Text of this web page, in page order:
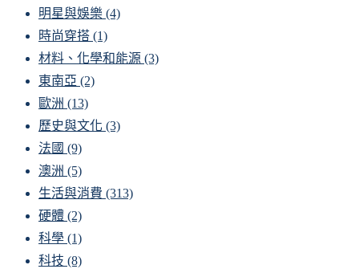
明星與娛樂 (4)
時尚穿搭 (1)
材料、化學和能源 (3)
東南亞 (2)
歐洲 (13)
歷史與文化 (3)
法國 (9)
澳洲 (5)
生活與消費 (313)
硬體 (2)
科學 (1)
科技 (8)